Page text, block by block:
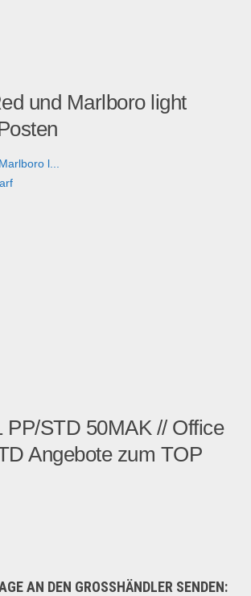
und Marlboro light
l...
PP/STD 50MAK // Office
Angebote zum TOP
AN DEN GROSSHÄNDLER SENDEN: